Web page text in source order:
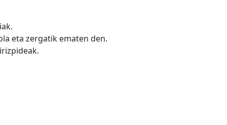
eta zergatik ematen den.